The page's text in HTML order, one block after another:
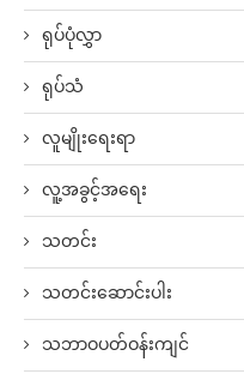
ရုပ်ပုံလွှာ
ရုပ်သံ
လူမျိုးရေးရာ
လူ့အခွင့်အရေး
သတင်း
သတင်းဆောင်းပါး
သဘာဝပတ်ဝန်းကျင်